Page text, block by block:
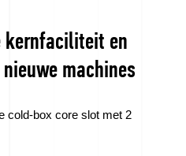
kernfaciliteit en
machines
cold-box core slot met 2